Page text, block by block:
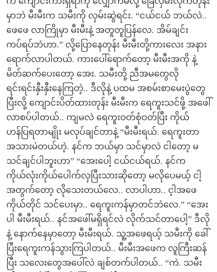
မှာဘဲ မီးမီးက သမီးကို လှမ်းဆွဲရင်း. “ငယ်ငယ် ဘယ်လဲ..
ဖေဖေ လာကြိုမှာ မီးမီးနဲ့ အတူတူပြန်လေ. အိမ်ချင်း
ကပ်ရပ်ဘဲဟာ.” လို့ပြောနေတုန်း မီးမီးတို့ကားလေး အနား
ရောက်လာပါတယ်. ကားပေါ်ရောက်တော့ မီးမီးအကို နဲ့
မိတ်ဆက်ပေးတော့ အေး. သမီးတို့ ညီအမတွေလို
ရင်းရင်းနှီးနှီးနေကြတဲ့.. ဒီလိုနဲ့ ပထမ အစမ်းစာမေးပွဲတွေ
ပြီးလို့ ကျောင်းပိတ်ထားတုန်း မီးမီးက ရေကူးသင်ဖို့ အဖေါ်
လာစပ်ပါတယ်.. ကျမလဲ ရေကူးဝတ်စုံဝတ်ပြီး ကိုယ်
ဟန်ပြရတာမျိုး မလုပ်ချင်တာနဲ့ “မီးမီးရယ်. ရေကူးတာ
အသားမဲတယ်ဟဲ့. နင်က ဘယ်မှာ သင်မှာလဲ ငါတော့ မ
သင်ချင်ပါဘူးဟာ” “အေးပေါ့ ငယ်ငယ်ရယ်. နင်က
ကိုယ်လုံးကိုယ်ပေါက်လှပြီးသားဆိုတော့ မလိုပေမယ့် ငါ့
အတွက်တော့ လိုသေးတယ်လေ.. လာပါဟာ.. င့ါအဖေ
ကိုယ်တိုင် သင်ပေးမှာ.. ရေကူးကန်မှာတင်ဘဲလေ.” “အေး
ပါ မီးမီးရယ်.. နင်အဖေါ်မရှိရင်လဲ လိုက်သင်တာပေါ့” ဒီလို
နဲ့ နောက်နေမှာတော့ မီးမီးရယ်. သူ့အဖေရယ့် သမီးကို ခေါ်
ပြီးရေကူးကန်သွားကြပါတယ်.. မီးမီးအဖေက လူကြီးဆန်
ပြီး သလေးတွေအပေါ်လဲ ချစ်တက်ပါတယ်.. “ကဲ. သမီး